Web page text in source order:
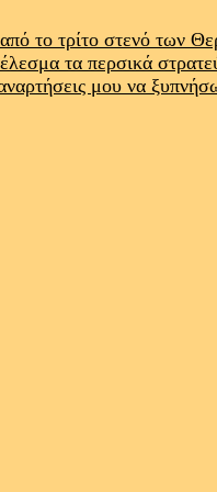
το τρίτο στενό
τα περσικά
μου να